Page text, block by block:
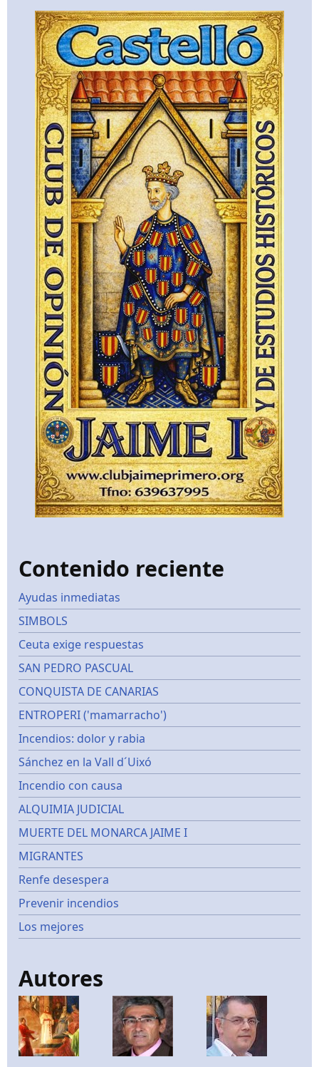
Contenido reciente
Ayudas inmediatas
SIMBOLS
Ceuta exige respuestas
SAN PEDRO PASCUAL
CONQUISTA DE CANARIAS
ENTROPERI ('mamarracho')
Incendios: dolor y rabia
Sánchez en la Vall d´Uixó
Incendio con causa
ALQUIMIA JUDICIAL
MUERTE DEL MONARCA JAIME I
MIGRANTES
Renfe desespera
Prevenir incendios
Los mejores
Autores